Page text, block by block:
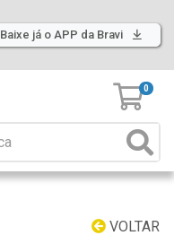
Baixe já o APP da Bravi
0
VOLTAR